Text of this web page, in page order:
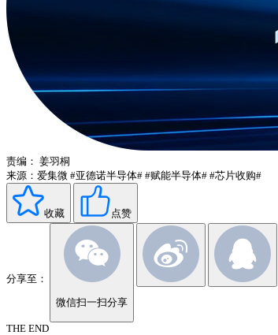
责编： 姜羽桐
来源：爱集微 #亚德诺半导体# #赋能半导体# #芯片收购#
收藏 点赞
分享至：
微信扫一扫分享
THE END